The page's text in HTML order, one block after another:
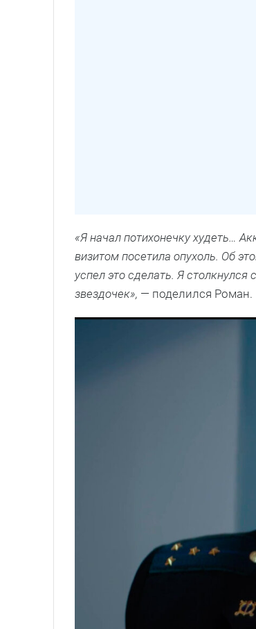
«Я начал потихонечку худеть…
визитом посетила опухоль. Об
успел это сделать. Я
звездочек», — поделился Роман.